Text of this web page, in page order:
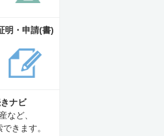
明・申請(書)
ナビ
など、
きます。